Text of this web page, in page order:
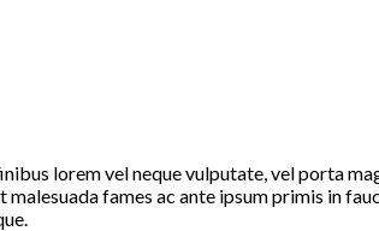
lorem vel neque vulputate, vel porta
fames ac ante ipsum primis in